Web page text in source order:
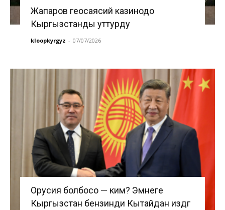
Жапаров геосаясий казинодо
Кыргызстанды уттурду
kloopkyrgyz - 07/07/2026
Орусия болбосо — ким? Эмнеге
Кыргызстан бензинди Кытайдан издөөгө